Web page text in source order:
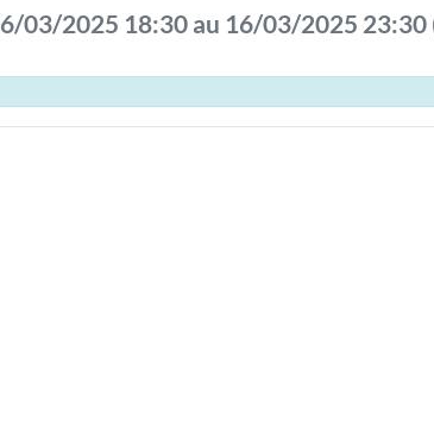
03/2025 18:30 au 16/03/2025 23:30